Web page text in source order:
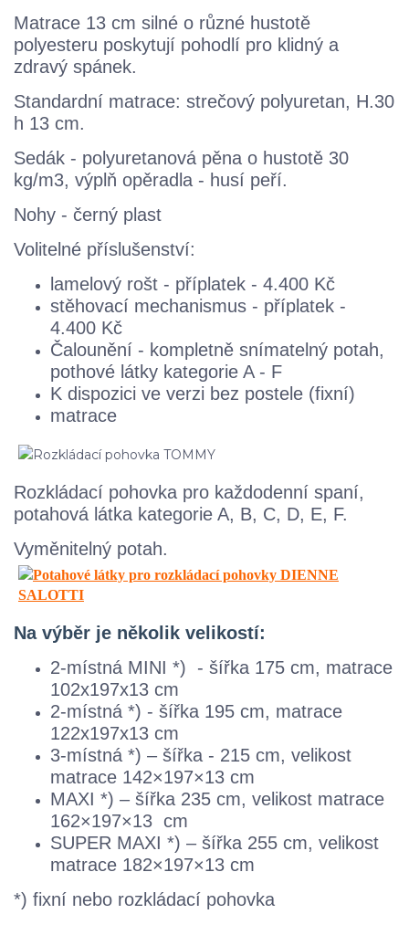
Matrace 13 cm silné o různé hustotě
polyesteru poskytují pohodlí pro klidný a
zdravý spánek.
Standardní matrace: strečový polyuretan, H.30
h 13 cm.
Sedák - polyuretanová pěna o hustotě 30
kg/m3, výplň opěradla - husí peří.
Nohy - černý plast
Volitelné příslušenství:
lamelový rošt - příplatek - 4.400 Kč
stěhovací mechanismus - příplatek -
4.400 Kč
Čalounění - kompletně snímatelný potah,
pothové látky kategorie A - F
K dispozici ve verzi bez postele (fixní)
matrace
Rozkládací pohovka pro každodenní spaní,
potahová látka kategorie A, B, C, D, E, F.
Vyměnitelný potah.
Na výběr je několik velikostí:
2-místná MINI *) - šířka 175 cm, matrace
102x197x13 cm
2-místná *) - šířka 195 cm, matrace
122x197x13 cm
3-místná *) – šířka - 215 cm, velikost
matrace 142×197×13 cm
MAXI *) – šířka 235 cm, velikost matrace
162×197×13 cm
SUPER MAXI *) – šířka 255 cm, velikost
matrace 182×197×13 cm
*) fixní nebo rozkládací pohovka